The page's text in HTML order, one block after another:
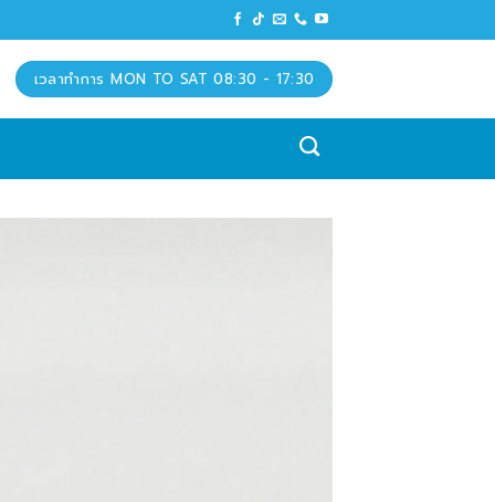
เวลาทำการ MON TO SAT 08:30 - 17:30